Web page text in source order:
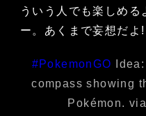
ういう人でも楽しめ
ー。あくまで妄想だよ!
#PokemonGO
compass showing
Pokémon.